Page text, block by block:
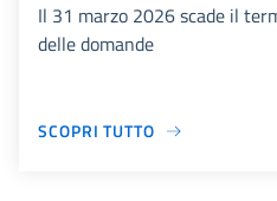
Il 31 marzo 2026 scade il
delle domande
SCOPRI TUTTO